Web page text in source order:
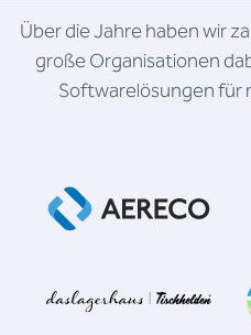
Über die Jahre haben wir
große Organisationen
Softwarelösungen für